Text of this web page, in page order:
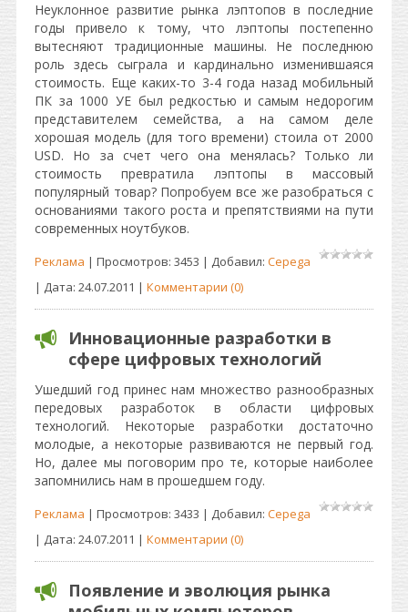
Неуклонное развитие рынка лэптопов в последние
годы привело к тому, что лэптопы постепенно
вытесняют традиционные машины. Не последнюю
роль здесь сыграла и кардинально изменившаяся
стоимость. Еще каких-то 3-4 года назад мобильный
ПК за 1000 УЕ был редкостью и самым недорогим
представителем семейства, а на самом деле
хорошая модель (для того времени) стоила от 2000
USD. Но за счет чего она менялась? Только ли
стоимость превратила лэптопы в массовый
популярный товар? Попробуем все же разобраться с
основаниями такого роста и препятствиями на пути
современных ноутбуков.
Реклама | Просмотров: 3453 | Добавил: Cepega
| Дата: 24.07.2011 | Комментарии (0)
Инновационные разработки в
сфере цифровых технологий
Ушедший год принес нам множество разнообразных
передовых разработок в области цифровых
технологий. Некоторые разработки достаточно
молодые, а некоторые развиваются не первый год.
Но, далее мы поговорим про те, которые наиболее
запомнились нам в прошедшем году.
Реклама | Просмотров: 3433 | Добавил: Cepega
| Дата: 24.07.2011 | Комментарии (0)
Появление и эволюция рынка